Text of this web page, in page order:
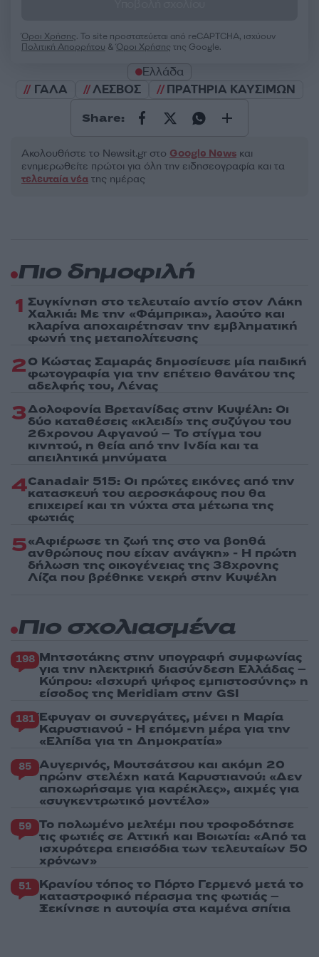
Όροι Χρήσης. Το site προστατεύεται από reCAPTCHA, ισχύουν
Πολιτική Απορρήτου &Όροι Χρήσης της Google.
Ελλάδα
ΓΑΛΑ
ΛΕΣΒΟΣ ΠΡΑΤΗΡΙΑ ΚΑΥΣΙΜΩΝ
Share:
Ακολουθήστε το Νewsit.gr στο Google News και
ενημερωθείτε πρώτοι για όλη την ειδησεογραφία και τα
τελευταία νέα της ημέρας
Πιο δημοφιλή
1 Συγκίνηση στο τελευταίο αντίο στον Λάκη
Χαλκιά: Με την «Φάμπρικα», λαούτο και
κλαρίνα αποχαιρέτησαν την εμβληματική
φωνή της μεταπολίτευσης
2Ο Κώστας Σαμαράς δημοσίευσε μία παιδική
φωτογραφία για την επέτειο θανάτου της
αδελφής του, Λένας
3Δολοφονία Βρετανίδας στην Κυψέλη: Οι
δύο καταθέσεις «κλειδί» της συζύγου του
26χρονου Αφγανού – Το στίγμα του
κινητού, η θεία από την Ινδία και τα
απειλητικά μηνύματα
4Canadair 515: Οι πρώτες εικόνες από την
κατασκευή του αεροσκάφους που θα
επιχειρεί και τη νύχτα στα μέτωπα της
φωτιάς
5«Αφιέρωσε τη ζωή της στο να βοηθά
ανθρώπους που είχαν ανάγκη» - Η πρώτη
δήλωση της οικογένειας της 38χρονης
Λίζα που βρέθηκε νεκρή στην Κυψέλη
Πιο σχολιασμένα
198 Μητσοτάκης στην υπογραφή συμφωνίας
για την ηλεκτρική διασύνδεση Ελλάδας –
Κύπρου: «Ισχυρή ψήφος εμπιστοσύνης» η
είσοδος της Meridiam στην GSI
181 Έφυγαν οι συνεργάτες, μένει η Μαρία
Καρυστιανού - Η επόμενη μέρα για την
«Ελπίδα για τη Δημοκρατία»
85 Αυγερινός, Μουτσάτσου και ακόμη 20
πρώην στελέχη κατά Καρυστιανού: «Δεν
αποχωρήσαμε για καρέκλες», αιχμές για
«συγκεντρωτικό μοντέλο»
59 Το πολωμένο μελτέμι που τροφοδότησε
τις φωτιές σε Αττική και Βοιωτία: «Από τα
ισχυρότερα επεισόδια των τελευταίων 50
χρόνων»
51 Κρανίου τόπος το Πόρτο Γερμενό μετά το
καταστροφικό πέρασμα της φωτιάς –
Ξεκίνησε η αυτοψία στα καμένα σπίτια